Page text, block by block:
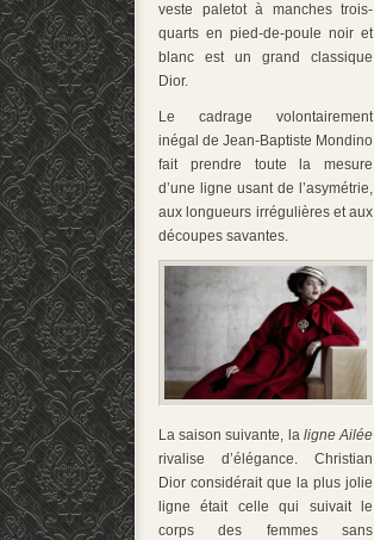
veste paletot à manches trois-
quarts en pied-de-poule noir et
blanc est un grand classique
Dior.
Le cadrage volontairement
inégal de Jean-Baptiste Mondino
fait prendre toute la mesure
d’une ligne usant de l’asymétrie,
aux longueurs irrégulières et aux
découpes savantes.
La saison suivante, la ligne Ailée
rivalise d’élégance. Christian
Dior considérait que la plus jolie
ligne était celle qui suivait le
corps des femmes sans